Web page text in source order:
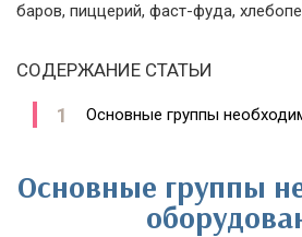
баров, пиццерий, фаст-фуда,
СОДЕРЖАНИЕ СТАТЬИ
Основные группы
Основные группы